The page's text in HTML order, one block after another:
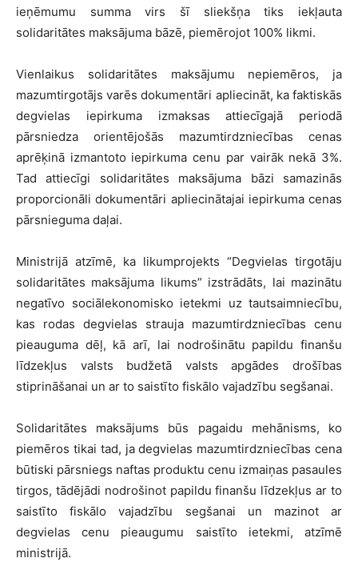
ieņēmumu summa virs šī sliekšņa tiks iekļauta
solidaritātes maksājuma bāzē, piemērojot 100% likmi.
Vienlaikus solidaritātes maksājumu nepiemēros, ja
mazumtirgotājs varēs dokumentāri apliecināt, ka faktiskās
degvielas iepirkuma izmaksas attiecīgajā periodā
pārsniedza orientējošās mazumtirdzniecības cenas
aprēķinā izmantoto iepirkuma cenu par vairāk nekā 3%.
Tad attiecīgi solidaritātes maksājuma bāzi samazinās
proporcionāli dokumentāri apliecinātajai iepirkuma cenas
pārsnieguma daļai.
Ministrijā atzīmē, ka likumprojekts “Degvielas tirgotāju
solidaritātes maksājuma likums” izstrādāts, lai mazinātu
negatīvo sociālekonomisko ietekmi uz tautsaimniecību,
kas rodas degvielas strauja mazumtirdzniecības cenu
pieauguma dēļ, kā arī, lai nodrošinātu papildu finanšu
līdzekļus valsts budžetā valsts apgādes drošības
stiprināšanai un ar to saistīto fiskālo vajadzību segšanai.
Solidaritātes maksājums būs pagaidu mehānisms, ko
piemēros tikai tad, ja degvielas mazumtirdzniecības cena
būtiski pārsniegs naftas produktu cenu izmaiņas pasaules
tirgos, tādējādi nodrošinot papildu finanšu līdzekļus ar to
saistīto fiskālo vajadzību segšanai un mazinot ar
degvielas cenu pieaugumu saistīto ietekmi, atzīmē
ministrijā.